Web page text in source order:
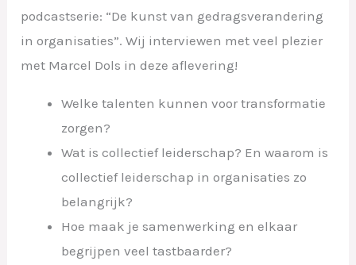
podcastserie: “De kunst van gedragsverandering
in organisaties”. Wij interviewen met veel plezier
met Marcel Dols in deze aflevering!
Welke talenten kunnen voor transformatie
zorgen?
Wat is collectief leiderschap? En waarom is
collectief leiderschap in organisaties zo
belangrijk?
Hoe maak je samenwerking en elkaar
begrijpen veel tastbaarder?